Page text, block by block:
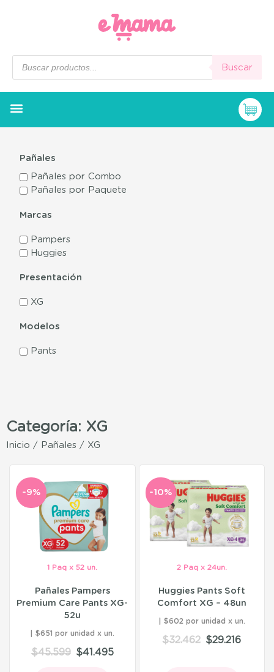
Buscar
Pañales
Pañales por Combo
Pañales por Paquete
Marcas
Pampers
Huggies
Presentación
XG
Modelos
Pants
Categoría: XG
Inicio / Pañales / XG
-9%
1 Paq x 52 un.
Pañales Pampers
Premium Care Pants XG-
52u
$651 por unidad
$45.599 $41.495
-10%
2 Paq x 24un.
Huggies Pants Soft
Comfort XG – 48un
$602 por unidad
$32.462 $29.216